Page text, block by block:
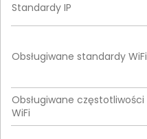
Standardy IP
Obsługiwane standardy WiFi
Obsługiwane częstotliwości
WiFi